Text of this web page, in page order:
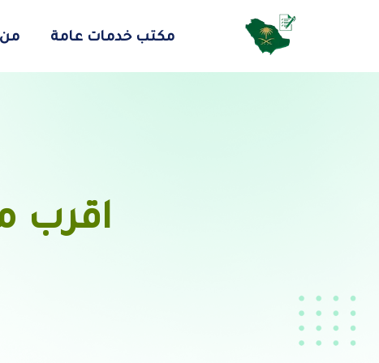
مكتب خدمات عامة
اقرب